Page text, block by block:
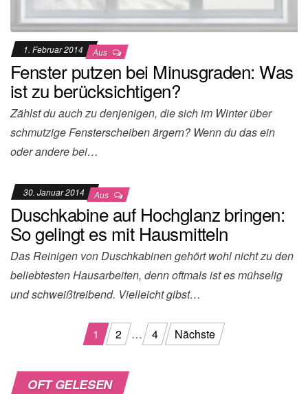
1. Februar 2014 Aus
Fenster putzen bei Minusgraden: Was
ist zu berücksichtigen?
Zählst du auch zu denjenigen, die sich im Winter über
schmutzige Fensterscheiben ärgern? Wenn du das ein
oder andere bei…
30. Januar 2014 Aus
Duschkabine auf Hochglanz bringen:
So gelingt es mit Hausmitteln
Das Reinigen von Duschkabinen gehört wohl nicht zu den
beliebtesten Hausarbeiten, denn oftmals ist es mühselig
und schweißtreibend. Vielleicht gibst…
Beitragsnavigation
1 2 … 4 Nächste
OFT GELESEN